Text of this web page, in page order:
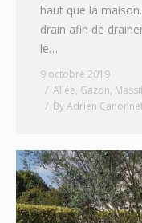
haut que la
drain afin de
le…
9 octobre 2019
Allée, Gazon,
ByAdrien